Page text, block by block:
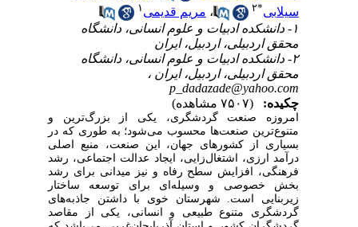
سیلابی
۲ ،مریم قدیمی
۱- دانشکده ادبیات و علوم انسانی، دانشگاه
محقق اردبیلی، اردبیل، ایران
۲- دانشکده ادبیات و علوم انسانی، دانشگاه
محقق اردبیلی، اردبیل، ایران ،
p_dadazade@yahoo.com
چکیده:
امروزه صنعت گردشگری ، یکی بزرگ‌ترین
متنوع‌ترین صنعت‌ها محسوب می‌شود؛ بهطوریکه در
بسیاری
از کشورهای جهان، این صنعت،منبع اصلی
درآمد ارزی، اشتغال‌زایی، ایجاد عدالت اجتماعی، رشد
فرهنگی، افزایش سطح رفاه و نیزمیدانی برای
رشد
بخش
خصوصی وسیله‌ای برای توسعه
ساختار
زیربنایی است.شهرستان خوی با داشتن جاذبه‌های
گردشگری
متنوع طبیعی و انسانی، یکی از
مقاصد